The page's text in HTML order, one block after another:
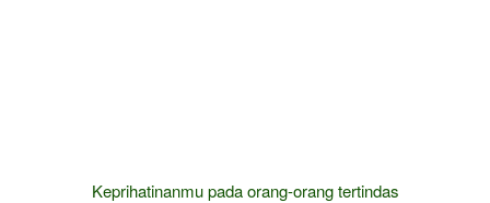
Keprihatinanmu pada orang-orang tertindas